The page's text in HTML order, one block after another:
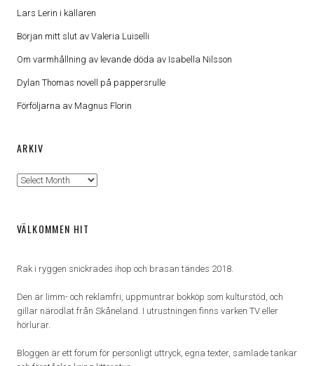
Lars Lerin i källaren
Början mitt slut av Valeria Luiselli
Om varmhållning av levande döda av Isabella Nilsson
Dylan Thomas novell på pappersrulle
Förföljarna av Magnus Florin
ARKIV
Arkiv
VÄLKOMMEN HIT
Rak i ryggen snickrades ihop och brasan tändes 2018.
Den är limm- och reklamfri, uppmuntrar bokköp som kulturstöd, och
gillar närodlat från Skåneland. I utrustningen finns varken TV eller
hörlurar.
Bloggen är ett forum för personligt uttryck, egna texter, samlade tankar